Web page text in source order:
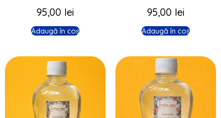
95,00 lei
Adaugă în coș
95,00 lei
Adaugă în coș